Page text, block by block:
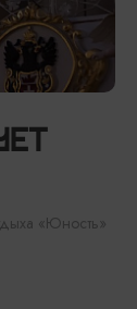
«Юность»